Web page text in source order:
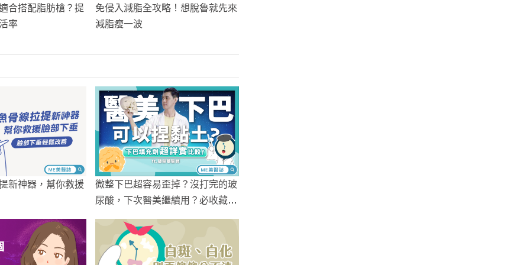
合搭配脂肪槍？提
率
免侵入減脂全攻略！想脫魯就先來
減脂瘦一波
新神器，幫你救援
微整下巴超容易歪掉？沒打完的玻
尿酸，下次醫美繼續用？必收藏的
小V臉懶人包